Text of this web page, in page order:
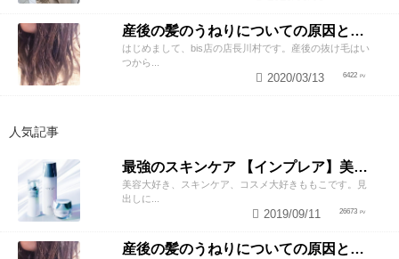
産後の髪のうねりについての原因と対策！
はじめまして、bis店の店長川村です。産後の抜け毛はい
つから...
6422
2020/03/13
人気記事
最強のスキンケア 【インプレア】美容師がオススメする、神ポイント5つ公開！
美容大好き、スキンケア、コスメ大好きももこです。見
出しに...
26673
2019/09/11
産後の髪のうねりについての原因と対策！